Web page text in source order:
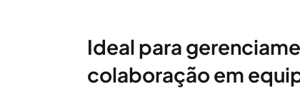
Ideal para
colaboração em